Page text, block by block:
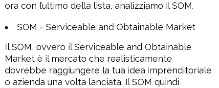
ora con l’ultimo della lista, analizziamo il SOM.
SOM = Serviceable and Obtainable Market
Il SOM, ovvero il Serviceable and Obtainable
Market è il mercato che realisticamente
dovrebbe raggiungere la tua idea imprenditoriale
o azienda una volta lanciata. Il SOM quindi